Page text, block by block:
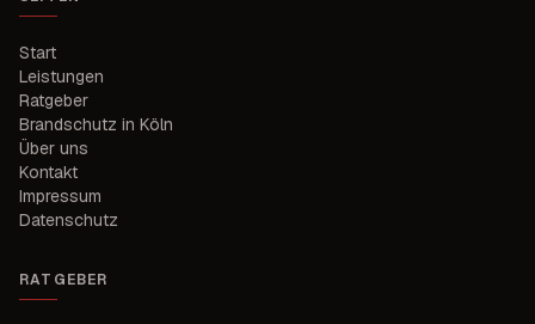
Start
Leistungen
Ratgeber
Brandschutz in Köln
Über uns
Kontakt
Impressum
Datenschutz
RATGEBER